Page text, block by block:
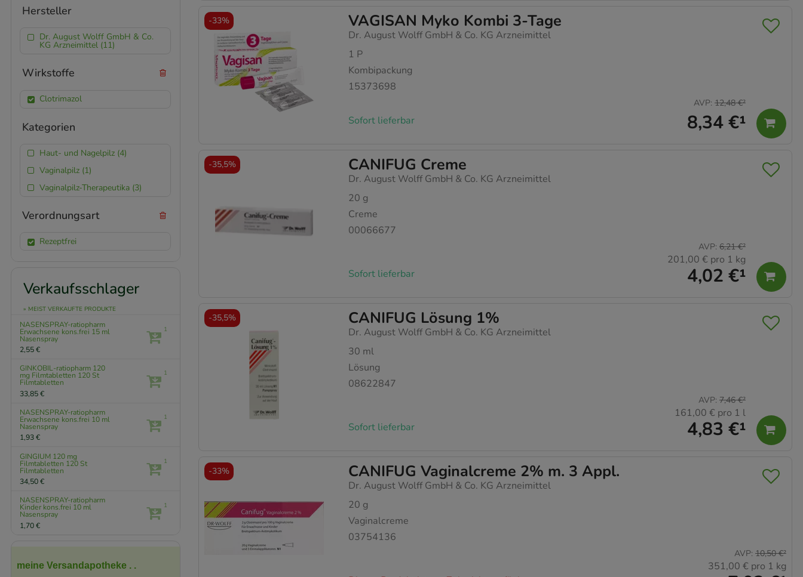
VAGISAN Myko Kombi 3-Tage
Dr. August Wolff GmbH & Co. KG Arzneimittel
1 P
Kombipackung
15373698
Sofort lieferbar 8,34 €¹
AVP: 12,48 €²
-33%
CANIFUG Creme
Dr. August Wolff GmbH & Co. KG Arzneimittel
20 g
Creme
00066677
Sofort lieferbar 4,02 €¹
AVP: 6,21 €²
201,00 € pro 1 kg
-35,5%
CANIFUG Lösung 1%
Dr. August Wolff GmbH & Co. KG Arzneimittel
30 ml
Lösung
08622847
Sofort lieferbar 4,83 €¹
AVP: 7,46 €²
161,00 € pro 1 l
-35,5%
CANIFUG Vaginalcreme 2% m. 3 Appl.
Dr. August Wolff GmbH & Co. KG Arzneimittel
20 g
Vaginalcreme
03754136
AVP: 10,50 €²
351,00 € pro 1 kg
-33%
Hersteller
Dr. August Wolff GmbH & Co.
KG Arzneimittel (11)
Wirkstoffe
Clotrimazol
Kategorien
Haut- und Nagelpilz (4)
Vaginalpilz (1)
Vaginalpilz-Therapeutika (3)
Verordnungsart
Rezeptfrei
Verkaufsschlager
» MEIST VERKAUFTE PRODUKTE
NASENSPRAY-ratiopharm
Erwachsene kons.frei 15 ml
Nasenspray
2,55 €
1
GINKOBIL-ratiopharm 120
mg Filmtabletten 120 St
Filmtabletten
33,85 €
1
NASENSPRAY-ratiopharm
Erwachsene kons.frei 10 ml
Nasenspray
1,93 €
1
GINGIUM 120 mg
Filmtabletten 120 St
Filmtabletten
34,50 €
1
NASENSPRAY-ratiopharm
Kinder kons.frei 10 ml
Nasenspray
1,70 €
1
meine Versandapotheke . .